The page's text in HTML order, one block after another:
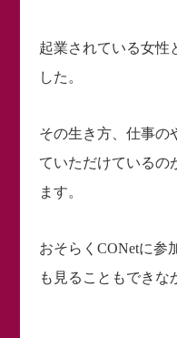
起業されている女性
した。
その生き方、仕事の
ていただけているの
ます。
おそらくCONetに参
も見ることもできな